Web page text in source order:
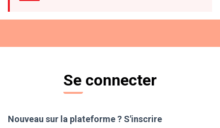
Se connecter
Nouveau sur la plateforme ? S'inscrire